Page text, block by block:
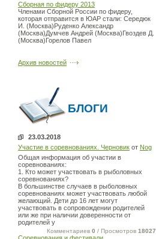
Сборная по фидеру 2013
Членами Сборной России по фидеру,
которая отправится в ЮАР стали: Середюк
И. (Москва)Руденко Александр
(Москва)Думчев Андрей (Москва)Гвоздев Д.
(Москва)Горелов Павел
Архив новостей
БЛОГИ
23.03.2018
Участие в соревнованиях. Черновик от Nog
Общая информация об участии в
соревнованиях:
1. Кто может участвовать в рыболовных
соревнованиях?
В большинстве случаев в рыболовных
соревнованиях может участвовать любой
желающий. Дети до 16 лет могут
участвовать в сопровождении родителей
или же при наличии доверенности от
родителей у
Комментариев 0 / Просмотров 18027